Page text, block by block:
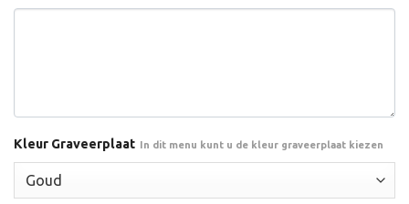
Kleur Graveerplaat In dit menu kunt u de kleur graveerplaat kiezen